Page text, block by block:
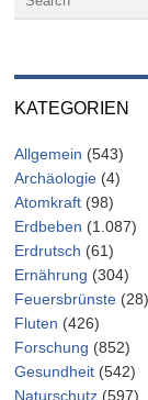
KATEGORIEN
Allgemein (543)
Archäologie (4)
Atomkraft (98)
Erdbeben (1.087)
Erdrutsch (61)
Ernährung (304)
Feuersbrünste (28)
Fluten (426)
Forschung (852)
Gesundheit (542)
Naturschutz (597)